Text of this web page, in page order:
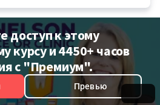
доступ к этому
курсу и 4450+ часов
с "Премиум".
Превью